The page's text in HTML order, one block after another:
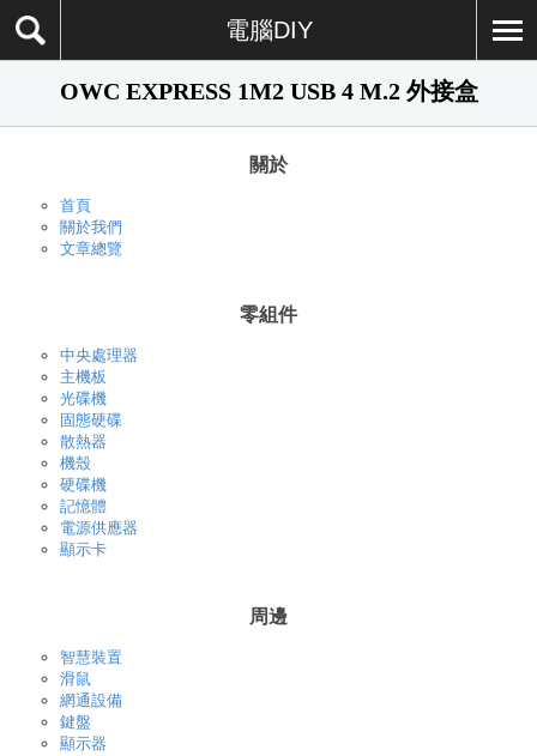
電腦DIY
OWC EXPRESS 1M2 USB 4 M.2 外接盒
關於
首頁
關於我們
文章總覽
零組件
中央處理器
主機板
光碟機
固態硬碟
散熱器
機殼
硬碟機
記憶體
電源供應器
顯示卡
周邊
智慧裝置
滑鼠
網通設備
鍵盤
顯示器